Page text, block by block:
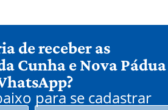
de receber as
Cunha e Nova
para se cadastrar